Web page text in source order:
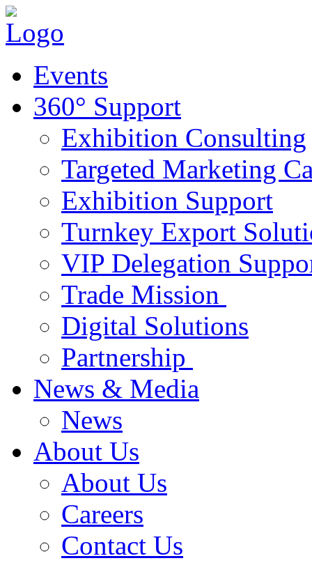
Events
360° Support
Exhibition Consulting
Targeted Marketing
Exhibition Support
Turnkey Export
VIP Delegation
Trade Mission
Digital Solutions
Partnership
News & Media
News
About Us
About Us
Careers
Contact Us